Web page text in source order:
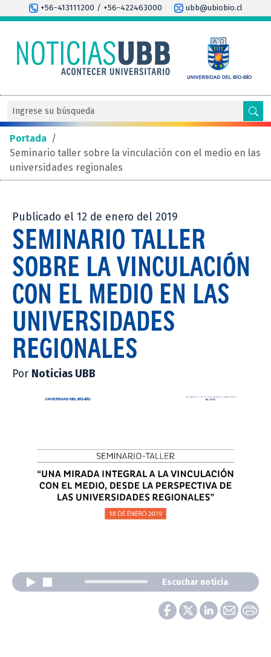
+56-413111200 / +56-422463000 ubb@ubiobio.cl
Portada /
Seminario taller sobre la vinculación con el medio en las
universidades regionales
Publicado el 12 de enero del 2019
SEMINARIO TALLER
SOBRE LA VINCULACIÓN
CON EL MEDIO EN LAS
UNIVERSIDADES
REGIONALES
Por Noticias UBB
Escuchar noticia